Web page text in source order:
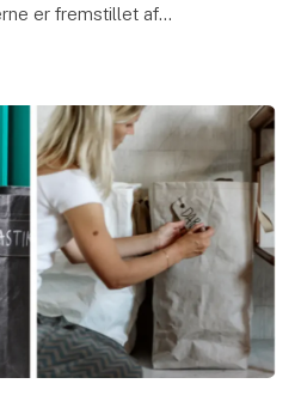
er fremstillet af